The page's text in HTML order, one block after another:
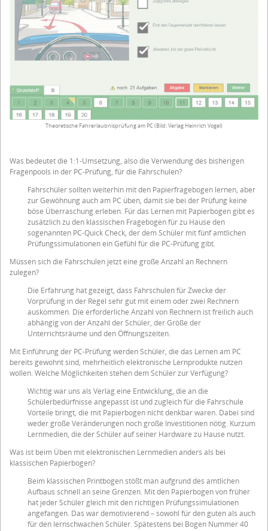
Theoretische Fahrerlaubnisprüfung am PC (Bild: Verlag Heinrich Vogel)
Was bedeutet die 1:1-Umsetzung, also die Verwendung des bisherigen
Fragenpools in der PC-Prüfung, für die Fahrschulen?
Fahrschüler sollten weiterhin mit den Papierfragebogen lernen, aber
zur Gewöhnung auch am PC üben, damit sie bei der Prüfung keine
böse Überraschung erleben. Für das Lernen mit Papierbogen gibt es
zusätzlich zu den klassischen Fragebogen für zu Hause den
sogenannten PC-Quick Check, der dem Schüler mit fünf amtlichen
Prüfungssimulationen ein Gefühl für die PC-Prüfung gibt.
Müssen sich die Fahrschulen jetzt eine große Anzahl an Rechnern
zulegen?
Die Erfahrung hat gezeigt, dass Fahrschulen für Zwecke der
Vorprüfung in der Regel sehr gut mit einem oder zwei Rechnern
auskommen. Die erforderliche Anzahl von Rechnern ist freilich auch
abhängig von der Anzahl der Schüler, der Größe der
Unterrichtsräume und den Öffnungszeiten.
Mit Einführung der PC-Prüfung werden Schüler, die das Lernen am PC
bereits gewohnt sind, mehrheitlich elektronische Lernprodukte nutzen
wollen. Welche Möglichkeiten stehen dem Schüler zur Verfügung?
Wichtig war uns als Verlag eine Entwicklung, die an die
Schülerbedürfnisse angepasst ist und zugleich für die Fahrschule
Vorteile bringt, die mit Papierbogen nicht denkbar waren. Dabei sind
weder große Veränderungen noch große Investitionen nötig. Kurzum
Lernmedien, die der Schüler auf seiner Hardware zu Hause nutzt.
Was ist beim Üben mit elektronischen Lernmedien anders als bei
klassischen Papierbogen?
Beim klassischen Printbogen stößt man aufgrund des amtlichen
Aufbaus schnell an seine Grenzen. Mit den Papierbogen von früher
hat jeder Schüler gleich mit den richtigen Prüfungssimulationen
angefangen. Das war demotivierend – sowohl für den guten als auch
für den lernschwachen Schüler. Spätestens bei Bogen Nummer 40